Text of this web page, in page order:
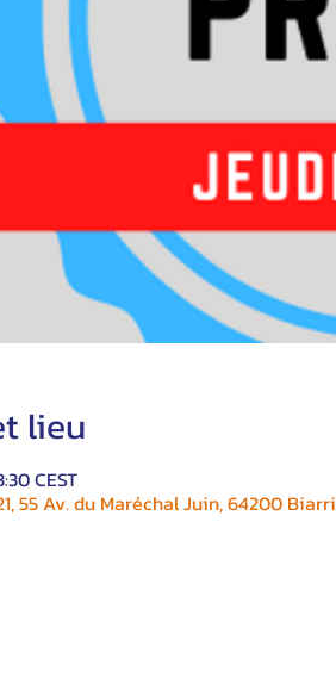
lieu
CEST
55 Av. du Maréchal Juin, 64200